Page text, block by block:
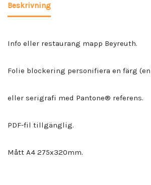
Beskrivning
Info eller restaurang mapp Beyreuth.
Folie blockering personifiera en färg
eller serigrafi med Pantone® referens.
PDF-fil tillgänglig.
Mått A4 275x320mm.